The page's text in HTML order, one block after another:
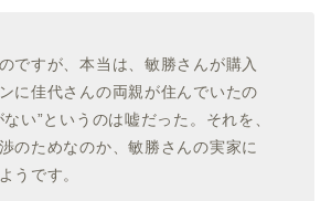
ですが、本当は、敏勝さんが購入
に佳代さんの両親が住んでいたの
い”というのは嘘だった。それを、
のためなのか、敏勝さんの実家に
うです。